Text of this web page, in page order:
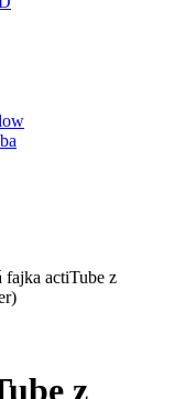
fajka actiTube z
z